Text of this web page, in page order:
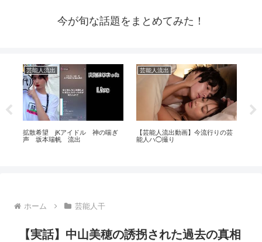
今が旬な話題をまとめてみた！
芸能人流出
拡散希望 jKアイドル 神の喘ぎ
声 坂本瑞帆 流出
芸能人流出
【芸能人流出動画】今流行りの芸
能人ハ◯撮り
ホーム 芸能人干
【実話】中山美穂の誘拐された過去の真相